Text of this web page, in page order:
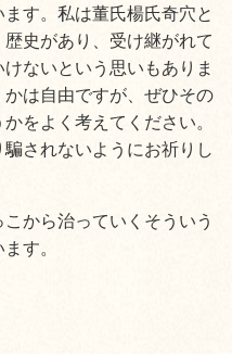
す。私は董氏楊氏奇穴と
史があり、受け継がれて
ないという思いもありま
は自由ですが、ぜひその
をよく考えてください。
されないようにお祈りし
から治っていくそういう
す。